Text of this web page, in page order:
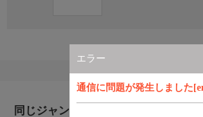
エラー
通信に問題が発生しました
同じジャンルのおすすめ番組